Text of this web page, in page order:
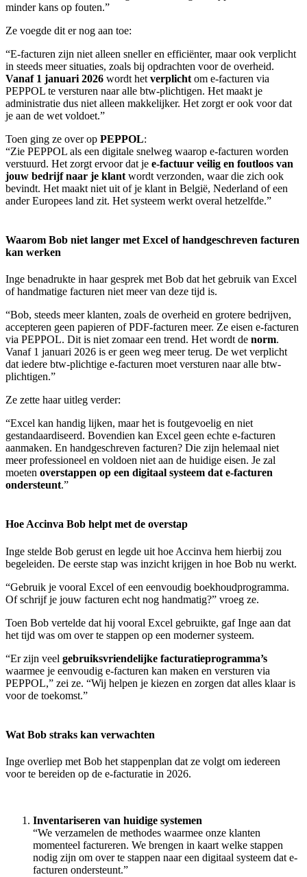
minder kans op fouten.”
Ze voegde dit er nog aan toe:
“E-facturen zijn niet alleen sneller en efficiënter, maar ook verplicht
in steeds meer situaties, zoals bij opdrachten voor de overheid.
Vanaf 1 januari 2026 wordt het verplicht om e-facturen via
PEPPOL te versturen naar alle btw-plichtigen. Het maakt je
administratie dus niet alleen makkelijker. Het zorgt er ook voor dat
je aan de wet voldoet.”
Toen ging ze over op PEPPOL:
“Zie PEPPOL als een digitale snelweg waarop e-facturen worden
verstuurd. Het zorgt ervoor dat je e-factuur veilig en foutloos van
jouw bedrijf naar je klant wordt verzonden, waar die zich ook
bevindt. Het maakt niet uit of je klant in België, Nederland of een
ander Europees land zit. Het systeem werkt overal hetzelfde.”
Waarom Bob niet langer met Excel of handgeschreven facturen
kan werken
Inge benadrukte in haar gesprek met Bob dat het gebruik van Excel
of handmatige facturen niet meer van deze tijd is.
“Bob, steeds meer klanten, zoals de overheid en grotere bedrijven,
accepteren geen papieren of PDF-facturen meer. Ze eisen e-facturen
via PEPPOL. Dit is niet zomaar een trend. Het wordt de norm.
Vanaf 1 januari 2026 is er geen weg meer terug. De wet verplicht
dat iedere btw-plichtige e-facturen moet versturen naar alle btw-
plichtigen.”
Ze zette haar uitleg verder:
“Excel kan handig lijken, maar het is foutgevoelig en niet
gestandaardiseerd. Bovendien kan Excel geen echte e-facturen
aanmaken. En handgeschreven facturen? Die zijn helemaal niet
meer professioneel en voldoen niet aan de huidige eisen. Je zal
moeten overstappen op een digitaal systeem dat e-facturen
ondersteunt.”
Hoe Accinva Bob helpt met de overstap
Inge stelde Bob gerust en legde uit hoe Accinva hem hierbij zou
begeleiden. De eerste stap was inzicht krijgen in hoe Bob nu werkt.
“Gebruik je vooral Excel of een eenvoudig boekhoudprogramma.
Of schrijf je jouw facturen echt nog handmatig?” vroeg ze.
Toen Bob vertelde dat hij vooral Excel gebruikte, gaf Inge aan dat
het tijd was om over te stappen op een moderner systeem.
“Er zijn veel gebruiksvriendelijke facturatieprogramma’s
waarmee je eenvoudig e-facturen kan maken en versturen via
PEPPOL,” zei ze. “Wij helpen je kiezen en zorgen dat alles klaar is
voor de toekomst.”
Wat Bob straks kan verwachten
Inge overliep met Bob het stappenplan dat ze volgt om iedereen
voor te bereiden op de e-facturatie in 2026.
Inventariseren van huidige systemen
“We verzamelen de methodes waarmee onze klanten
momenteel factureren. We brengen in kaart welke stappen
nodig zijn om over te stappen naar een digitaal systeem dat e-
facturen ondersteunt.”